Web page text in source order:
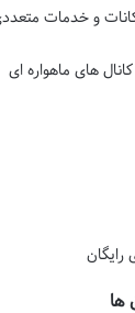
و خدمات
های ماهواره ای
رایگان
ها